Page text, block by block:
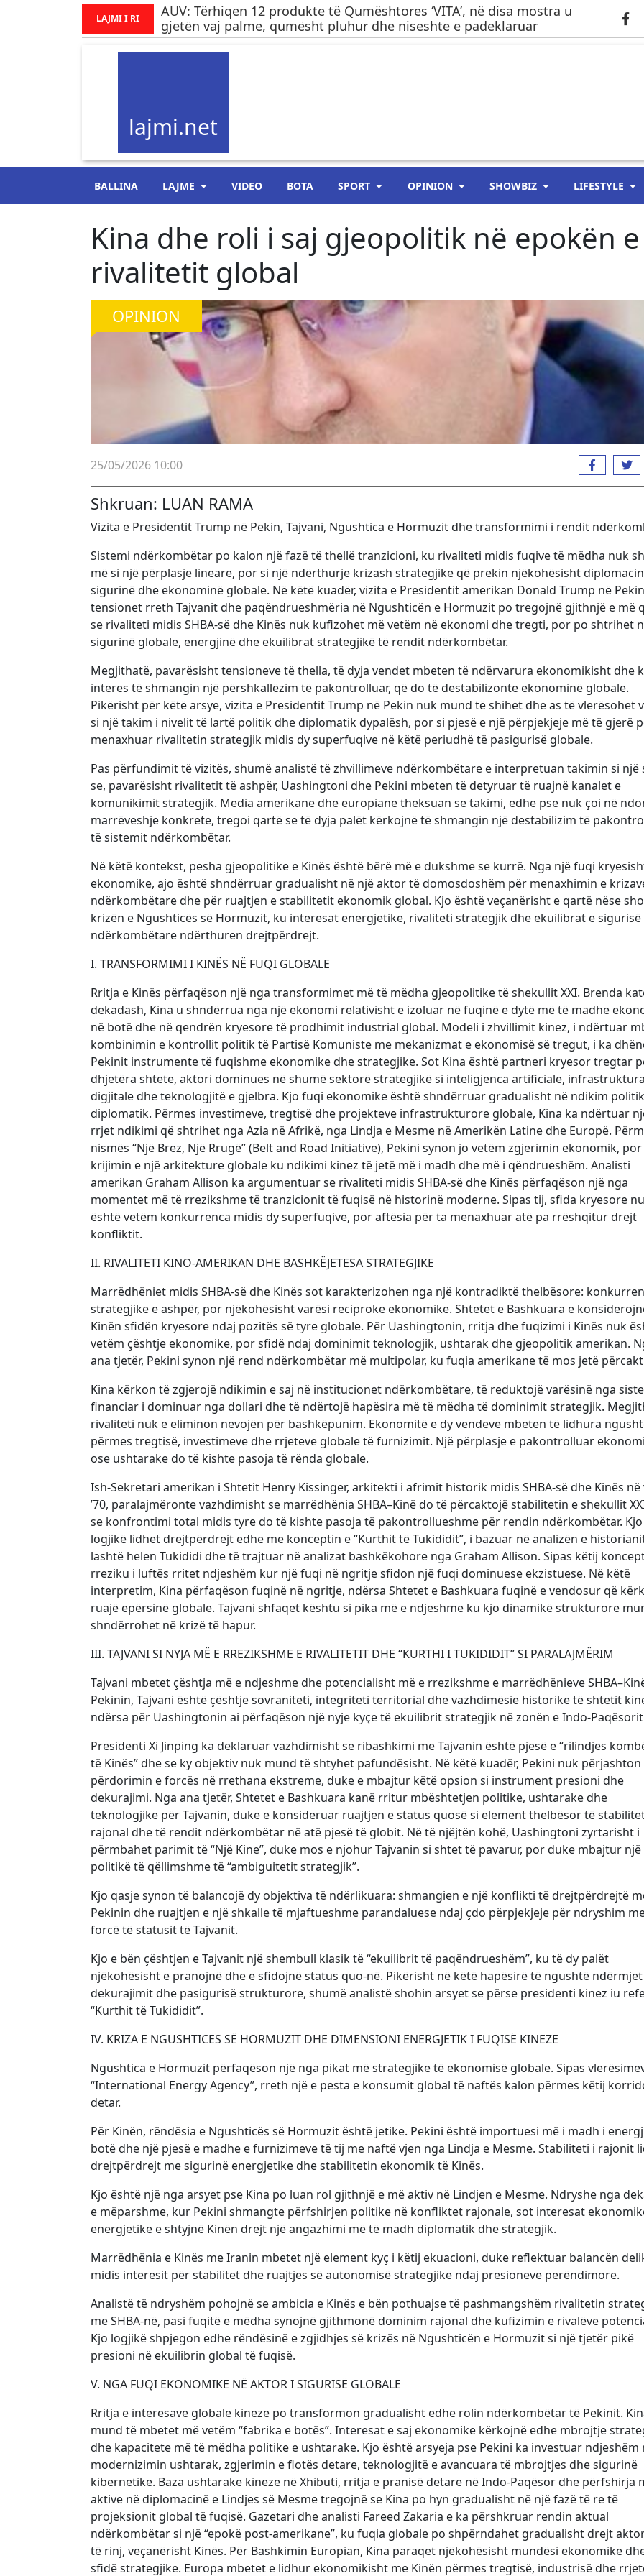
LAJMI I RI
AUV: Tërhiqen 12 produkte të Qumështores ‘VITA’, në disa mostra u
gjetën vaj palme, qumësht pluhur dhe niseshte e padeklaruar
lajmi.net
BALLINA LAJME VIDEO BOTA SPORT OPINION SHOWBIZ LIFESTYLE
Kina dhe roli i saj gjeopolitik në epokën e
rivalitetit global
OPINION
25/05/2026 10:00
Shkruan: LUAN RAMA
Vizita e Presidentit Trump në Pekin, Tajvani, Ngushtica e Hormuzit dhe transformimi i rendit
Sistemi ndërkombëtar po kalon një fazë të thellë tranzicioni, ku rivaliteti midis fuqive të mëdha nuk
më si një përplasje lineare, por si një ndërthurje krizash strategjike që prekin njëkohësisht
sigurinë dhe ekonominë globale. Në këtë kuadër, vizita e Presidentit amerikan Donald Trump në
tensionet rreth Tajvanit dhe paqëndrueshmëria në Ngushticën e Hormuzit po tregojnë gjithnjë e më
se rivaliteti midis SHBA-së dhe Kinës nuk kufizohet më vetëm në ekonomi dhe tregti, por po shtrihet
sigurinë globale, energjinë dhe ekuilibrat strategjikë të rendit ndërkombëtar.
Megjithatë, pavarësisht tensioneve të thella, të dyja vendet mbeten të ndërvarura ekonomikisht dhe
interes të shmangin një përshkallëzim të pakontrolluar, që do të destabilizonte ekonominë globale.
Pikërisht për këtë arsye, vizita e Presidentit Trump në Pekin nuk mund të shihet dhe as të vlerësohet
si një takim i nivelit të lartë politik dhe diplomatik dypalësh, por si pjesë e një përpjekjeje më të gjerë
menaxhuar rivalitetin strategjik midis dy superfuqive në këtë periudhë të pasigurisë globale.
Pas përfundimit të vizitës, shumë analistë të zhvillimeve ndërkombëtare e interpretuan takimin si një
se, pavarësisht rivalitetit të ashpër, Uashingtoni dhe Pekini mbeten të detyruar të ruajnë kanalet e
komunikimit strategjik. Media amerikane dhe europiane theksuan se takimi, edhe pse nuk çoi në
marrëveshje konkrete, tregoi qartë se të dyja palët kërkojnë të shmangin një destabilizim të
të sistemit ndërkombëtar.
Në këtë kontekst, pesha gjeopolitike e Kinës është bërë më e dukshme se kurrë. Nga një fuqi
ekonomike, ajo është shndërruar gradualisht në një aktor të domosdoshëm për menaxhimin e
ndërkombëtare dhe për ruajtjen e stabilitetit ekonomik global. Kjo është veçanërisht e qartë nëse
krizën e Ngushticës së Hormuzit, ku interesat energjetike, rivaliteti strategjik dhe ekuilibrat e sigurisë
ndërkombëtare ndërthuren drejtpërdrejt.
I. TRANSFORMIMI I KINËS NË FUQI GLOBALE
Rritja e Kinës përfaqëson një nga transformimet më të mëdha gjeopolitike të shekullit XXI. Brenda
dekadash, Kina u shndërrua nga një ekonomi relativisht e izoluar në fuqinë e dytë më të madhe
në botë dhe në qendrën kryesore të prodhimit industrial global. Modeli i zhvillimit kinez, i ndërtuar
kombinimin e kontrollit politik të Partisë Komuniste me mekanizmat e ekonomisë së tregut, i ka
Pekinit instrumente të fuqishme ekonomike dhe strategjike. Sot Kina është partneri kryesor tregtar
dhjetëra shtete, aktori dominues në shumë sektorë strategjikë si inteligjenca artificiale, infrastruktura
digjitale dhe teknologjitë e gjelbra. Kjo fuqi ekonomike është shndërruar gradualisht në ndikim
diplomatik. Përmes investimeve, tregtisë dhe projekteve infrastrukturore globale, Kina ka ndërtuar
rrjet ndikimi që shtrihet nga Azia në Afrikë, nga Lindja e Mesme në Amerikën Latine dhe Europë.
nismës “Një Brez, Një Rrugë” (Belt and Road Initiative), Pekini synon jo vetëm zgjerimin ekonomik,
krijimin e një arkitekture globale ku ndikimi kinez të jetë më i madh dhe më i qëndrueshëm. Analisti
amerikan Graham Allison ka argumentuar se rivaliteti midis SHBA-së dhe Kinës përfaqëson një nga
momentet më të rrezikshme të tranzicionit të fuqisë në historinë moderne. Sipas tij, sfida kryesore
është vetëm konkurrenca midis dy superfuqive, por aftësia për ta menaxhuar atë pa rrëshqitur drejt
konfliktit.
II. RIVALITETI KINO-AMERIKAN DHE BASHKËJETESA STRATEGJIKE
Marrëdhëniet midis SHBA-së dhe Kinës sot karakterizohen nga një kontradiktë thelbësore:
strategjike e ashpër, por njëkohësisht varësi reciproke ekonomike. Shtetet e Bashkuara e
Kinën sfidën kryesore ndaj pozitës së tyre globale. Për Uashingtonin, rritja dhe fuqizimi i Kinës nuk
vetëm çështje ekonomike, por sfidë ndaj dominimit teknologjik, ushtarak dhe gjeopolitik amerikan.
ana tjetër, Pekini synon një rend ndërkombëtar më multipolar, ku fuqia amerikane të mos jetë
Kina kërkon të zgjerojë ndikimin e saj në institucionet ndërkombëtare, të reduktojë varësinë nga
financiar i dominuar nga dollari dhe të ndërtojë hapësira më të mëdha të dominimit strategjik.
rivaliteti nuk e eliminon nevojën për bashkëpunim. Ekonomitë e dy vendeve mbeten të lidhura
përmes tregtisë, investimeve dhe rrjeteve globale të furnizimit. Një përplasje e pakontrolluar
ose ushtarake do të kishte pasoja të rënda globale.
Ish-Sekretari amerikan i Shtetit Henry Kissinger, arkitekti i afrimit historik midis SHBA-së dhe Kinës
’70, paralajmëronte vazhdimisht se marrëdhënia SHBA–Kinë do të përcaktojë stabilitetin e shekullit
se konfrontimi total midis tyre do të kishte pasoja të pakontrollueshme për rendin ndërkombëtar. Kjo
logjikë lidhet drejtpërdrejt edhe me konceptin e “Kurthit të Tukididit”, i bazuar në analizën e
lashtë helen Tukididi dhe të trajtuar në analizat bashkëkohore nga Graham Allison. Sipas këtij
rreziku i luftës rritet ndjeshëm kur një fuqi në ngritje sfidon një fuqi dominuese ekzistuese. Në këtë
interpretim, Kina përfaqëson fuqinë në ngritje, ndërsa Shtetet e Bashkuara fuqinë e vendosur që
ruajë epërsinë globale. Tajvani shfaqet kështu si pika më e ndjeshme ku kjo dinamikë strukturore
shndërrohet në krizë të hapur.
III. TAJVANI SI NYJA MË E RREZIKSHME E RIVALITETIT DHE “KURTHI I TUKIDIDIT” SI PARALAJMËRIM
Tajvani mbetet çështja më e ndjeshme dhe potencialisht më e rrezikshme e marrëdhënieve
Pekinin, Tajvani është çështje sovraniteti, integriteti territorial dhe vazhdimësie historike të shtetit
ndërsa për Uashingtonin ai përfaqëson një nyje kyçe të ekuilibrit strategjik në zonën e Indo-
Presidenti Xi Jinping ka deklaruar vazhdimisht se ribashkimi me Tajvanin është pjesë e “rilindjes
të Kinës” dhe se ky objektiv nuk mund të shtyhet pafundësisht. Në këtë kuadër, Pekini nuk përjashton
përdorimin e forcës në rrethana ekstreme, duke e mbajtur këtë opsion si instrument presioni dhe
dekurajimi. Nga ana tjetër, Shtetet e Bashkuara kanë rritur mbështetjen politike, ushtarake dhe
teknologjike për Tajvanin, duke e konsideruar ruajtjen e status quosë si element thelbësor të
rajonal dhe të rendit ndërkombëtar në atë pjesë të globit. Në të njëjtën kohë, Uashingtoni zyrtarisht i
përmbahet parimit të “Një Kine”, duke mos e njohur Tajvanin si shtet të pavarur, por duke mbajtur një
politikë të qëllimshme të “ambiguitetit strategjik”.
Kjo qasje synon të balancojë dy objektiva të ndërlikuara: shmangien e një konflikti të drejtpërdrejtë
Pekinin dhe ruajtjen e një shkalle të mjaftueshme parandaluese ndaj çdo përpjekjeje për ndryshim
forcë të statusit të Tajvanit.
Kjo e bën çështjen e Tajvanit një shembull klasik të “ekuilibrit të paqëndrueshëm”, ku të dy palët
njëkohësisht e pranojnë dhe e sfidojnë status quo-në. Pikërisht në këtë hapësirë të ngushtë ndërmjet
dekurajimit dhe pasigurisë strukturore, shumë analistë shohin arsyet se përse presidenti kinez iu
“Kurthit të Tukididit”.
IV. KRIZA E NGUSHTICËS SË HORMUZIT DHE DIMENSIONI ENERGJETIK I FUQISË KINEZE
Ngushtica e Hormuzit përfaqëson një nga pikat më strategjike të ekonomisë globale. Sipas
“International Energy Agency”, rreth një e pesta e konsumit global të naftës kalon përmes këtij
detar.
Për Kinën, rëndësia e Ngushticës së Hormuzit është jetike. Pekini është importuesi më i madh i
botë dhe një pjesë e madhe e furnizimeve të tij me naftë vjen nga Lindja e Mesme. Stabiliteti i rajonit
drejtpërdrejt me sigurinë energjetike dhe stabilitetin ekonomik të Kinës.
Kjo është një nga arsyet pse Kina po luan rol gjithnjë e më aktiv në Lindjen e Mesme. Ndryshe nga
e mëparshme, kur Pekini shmangte përfshirjen politike në konfliktet rajonale, sot interesat
energjetike e shtyjnë Kinën drejt një angazhimi më të madh diplomatik dhe strategjik.
Marrëdhënia e Kinës me Iranin mbetet një element kyç i këtij ekuacioni, duke reflektuar balancën
midis interesit për stabilitet dhe ruajtjes së autonomisë strategjike ndaj presioneve perëndimore.
Analistë të ndryshëm pohojnë se ambicia e Kinës e bën pothuajse të pashmangshëm rivalitetin
me SHBA-në, pasi fuqitë e mëdha synojnë gjithmonë dominim rajonal dhe kufizimin e rivalëve
Kjo logjikë shpjegon edhe rëndësinë e zgjidhjes së krizës në Ngushticën e Hormuzit si një tjetër pikë
presioni në ekuilibrin global të fuqisë.
V. NGA FUQI EKONOMIKE NË AKTOR I SIGURISË GLOBALE
Rritja e interesave globale kineze po transformon gradualisht edhe rolin ndërkombëtar të Pekinit.
mund të mbetet më vetëm “fabrika e botës”. Interesat e saj ekonomike kërkojnë edhe mbrojtje
dhe kapacitete më të mëdha politike e ushtarake. Kjo është arsyeja pse Pekini ka investuar ndjeshëm
modernizimin ushtarak, zgjerimin e flotës detare, teknologjitë e avancuara të mbrojtjes dhe sigurinë
kibernetike. Baza ushtarake kineze në Xhibuti, rritja e pranisë detare në Indo-Paqësor dhe përfshirja
aktive në diplomacinë e Lindjes së Mesme tregojnë se Kina po hyn gradualisht në një fazë të re të
projeksionit global të fuqisë. Gazetari dhe analisti Fareed Zakaria e ka përshkruar rendin aktual
ndërkombëtar si një “epokë post-amerikane”, ku fuqia globale po shpërndahet gradualisht drejt
të rinj, veçanërisht Kinës. Për Bashkimin Europian, Kina paraqet njëkohësisht mundësi ekonomike
sfidë strategjike. Europa mbetet e lidhur ekonomikisht me Kinën përmes tregtisë, industrisë dhe